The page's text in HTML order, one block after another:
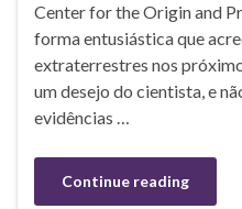
Center for the Origin and
forma entusiástica que
extraterrestres nos
um desejo do cientista, e
evidências …
Continue reading